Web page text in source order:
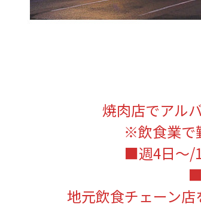
焼肉店でアル
※飲食業で
■週4日～/
地元飲食チェーン